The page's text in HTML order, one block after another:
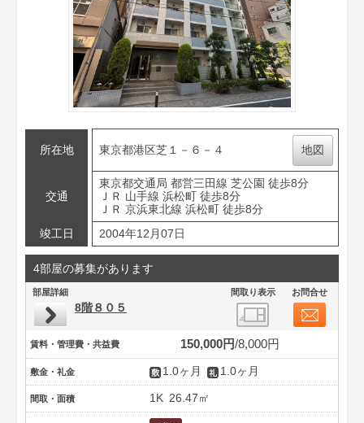
所在地 東京都港区芝１－６－４ 地図
交通
東京都交通局 都営三田線 芝公園 徒歩8分
ＪＲ 山手線 浜松町 徒歩8分
ＪＲ 京浜東北線 浜松町 徒歩8分
竣工日
2004年12月07日
4部屋の募集があります
部屋詳細 間取り表示 お問合せ
8階８０５
賃料・管理費・共益費 150,000円 8,000円
敷金・礼金 1.0ヶ月 1.0ヶ月
間取・面積 1K 26.47㎡